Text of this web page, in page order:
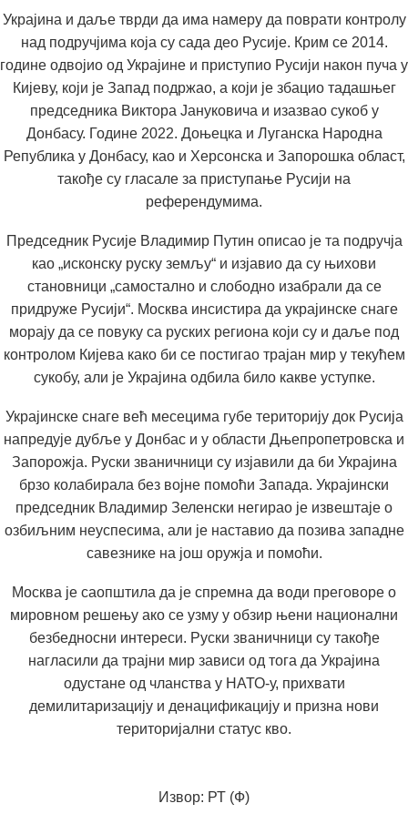
Украјина и даље тврди да има намеру да поврати контролу
над подручјима која су сада део Русије. Крим се 2014.
године одвојио од Украјине и приступио Русији након пуча у
Кијеву, који је Запад подржао, а који је збацио тадашњег
председника Виктора Јануковича и изазвао сукоб у
Донбасу. Године 2022. Доњецка и Луганска Народна
Република у Донбасу, као и Херсонска и Запорошка област,
такође су гласале за приступање Русији на
референдумима.
Председник Русије Владимир Путин описао је та подручја
као „исконску руску земљу“ и изјавио да су њихови
становници „самостално и слободно изабрали да се
придруже Русији“. Москва инсистира да украјинске снаге
морају да се повуку са руских региона који су и даље под
контролом Кијева како би се постигao трајан мир у текућем
сукобу, али је Украјина одбила било какве уступке.
Украјинске снаге већ месецима губе територију док Русија
напредује дубље у Донбас и у области Дњепропетровска и
Запорожја. Руски званичници су изјавили да би Украјина
брзо колабирала без војне помоћи Запада. Украјински
председник Владимир Зеленски негирао је извештаје о
озбиљним неуспесима, али је наставио да позива западне
савезнике на још оружја и помоћи.
Москва је саопштила да је спремна да води преговоре о
мировном решењу ако се узму у обзир њени национални
безбедносни интереси. Руски званичници су такође
нагласили да трајни мир зависи од тога да Украјина
одустане од чланства у НАТО-у, прихвати
демилитаризацију и денацификацију и призна нови
територијални статус кво.
Извор: РТ (Ф)